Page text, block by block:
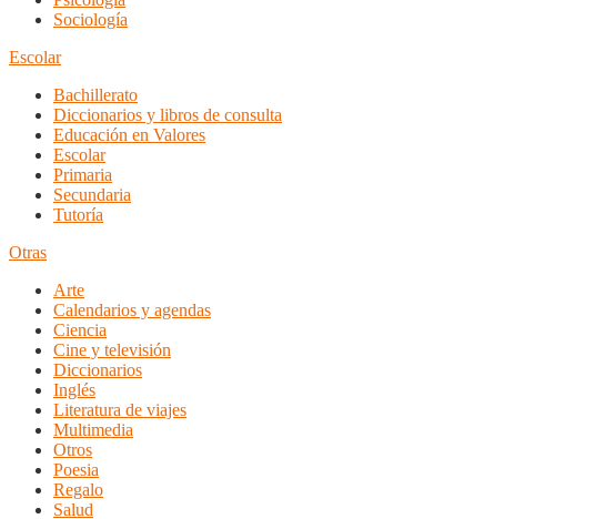
Sociología
Escolar
Bachillerato
Diccionarios y libros de consulta
Educación en Valores
Escolar
Primaria
Secundaria
Tutoría
Otras
Arte
Calendarios y agendas
Ciencia
Cine y televisión
Diccionarios
Inglés
Literatura de viajes
Multimedia
Otros
Poesia
Regalo
Salud